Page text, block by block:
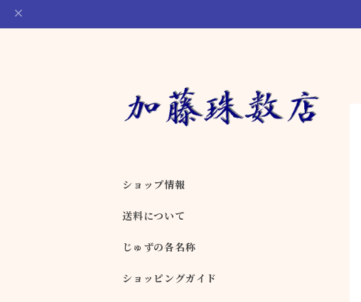
ショップ情報
送料について
じゅずの各名称
ショッピングガイド